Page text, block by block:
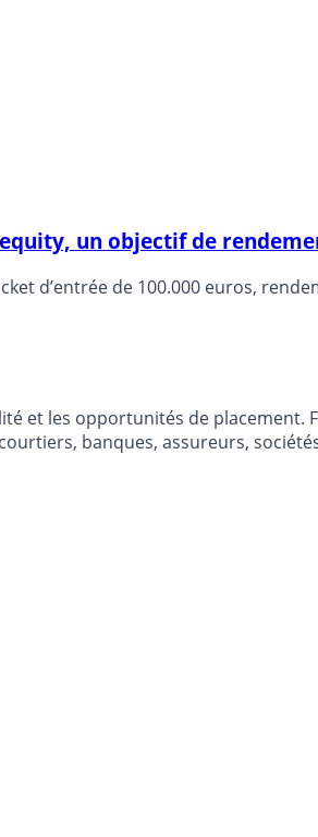
un objectif de
d’entrée de 100.000 euros,
et les opportunités de placement.
banques, assureurs,